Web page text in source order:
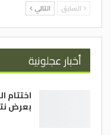
السابق التالي
أخبار عجلونية
اختتام
بعرض